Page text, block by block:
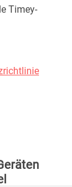
Timey-